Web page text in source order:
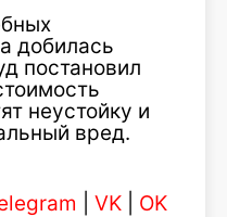
добилась
постановил
неустойку и
вред.
VK OK